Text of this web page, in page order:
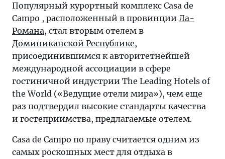
Популярный курортный комплекс Casa de
Campo , расположенный в провинции Ла-
Романа, стал вторым отелем в
Доминиканской Республике,
присоединившимся к авторитетнейшей
международной ассоциации в сфере
гостиничной индустрии The Leading Hotels of
the World («Ведущие отели мира»), чем еще
раз подтвердил высокие стандарты качества
и гостеприимства, предлагаемые отелем.
Casa de Campo по праву считается одним из
самых роскошных мест для отдыха в